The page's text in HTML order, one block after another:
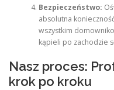
Bezpieczeństwo:
absolutna
wszystkim
kąpieli po zachodzie
Nasz proces:
krok po kroku